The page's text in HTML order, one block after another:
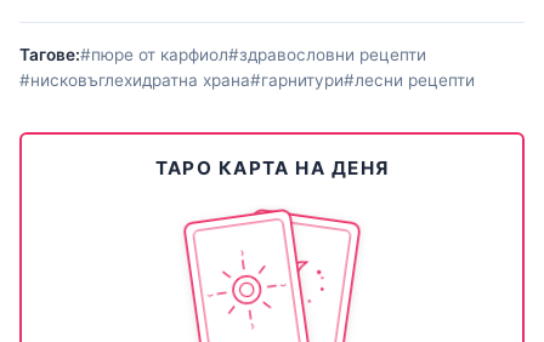
Тагове:#пюре от карфиол#здравословни рецепти
#нисковъглехидратна храна#гарнитури#лесни рецепти
ТАРО КАРТА НА ДЕНЯ